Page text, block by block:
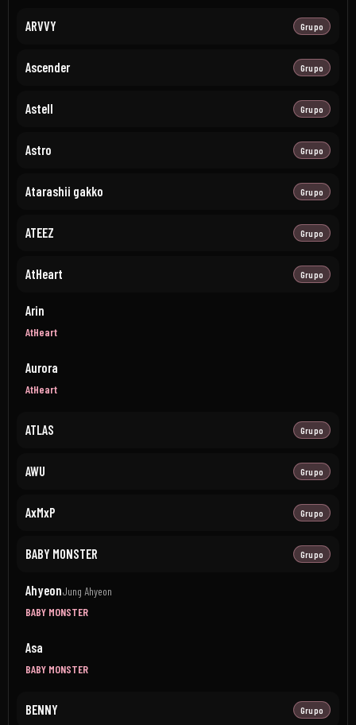
ARVVY Grupo
Ascender Grupo
Astell Grupo
Astro Grupo
Atarashii gakko Grupo
ATEEZ Grupo
AtHeart Grupo
Arin
AtHeart
Aurora
AtHeart
ATLAS Grupo
AWU Grupo
AxMxP Grupo
BABY MONSTER Grupo
AhyeonJung Ahyeon
BABY MONSTER
Asa
BABY MONSTER
BENNY Grupo